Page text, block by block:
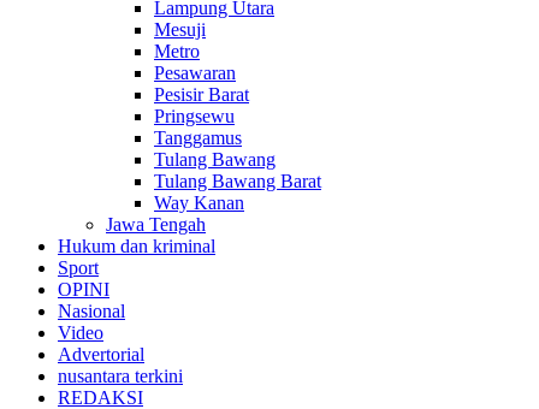
Lampung Utara
Mesuji
Metro
Pesawaran
Pesisir Barat
Pringsewu
Tanggamus
Tulang Bawang
Tulang Bawang Barat
Way Kanan
Jawa Tengah
Hukum dan kriminal
Sport
OPINI
Nasional
Video
Advertorial
nusantara terkini
REDAKSI